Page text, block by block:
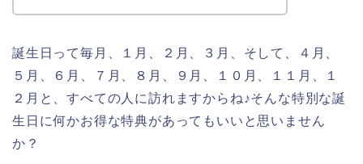
誕生日って毎月、１月、２月、３月、そして、４月、
５月、６月、７月、８月、９月、１０月、１１月、１
２月と、すべての人に訪れますからね♪そんな特別な誕
生日に何かお得な特典があってもいいと思いません
か？